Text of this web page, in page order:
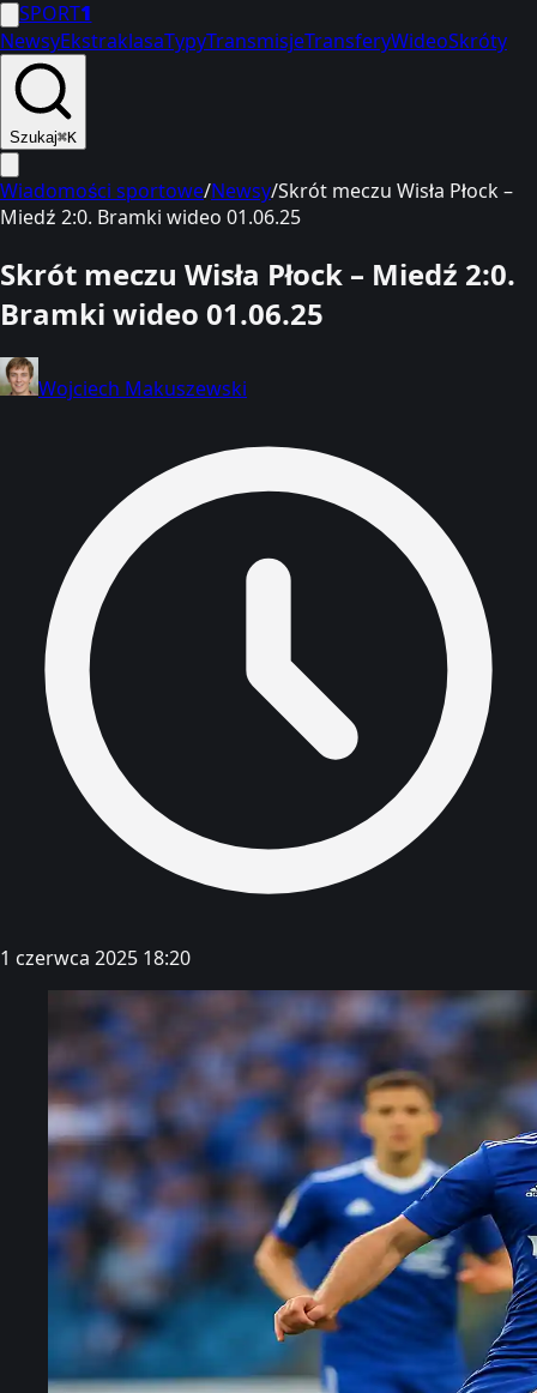
SPORT1
NewsyEkstraklasaTypyTransmisjeTransferyWideoSkróty
Szukaj⌘K
Wiadomości sportowe/Newsy/Skrót meczu Wisła Płock –
Miedź 2:0. Bramki wideo 01.06.25
Skrót meczu Wisła Płock – Miedź 2:0.
Bramki wideo 01.06.25
Wojciech Makuszewski
1 czerwca 2025 18:20